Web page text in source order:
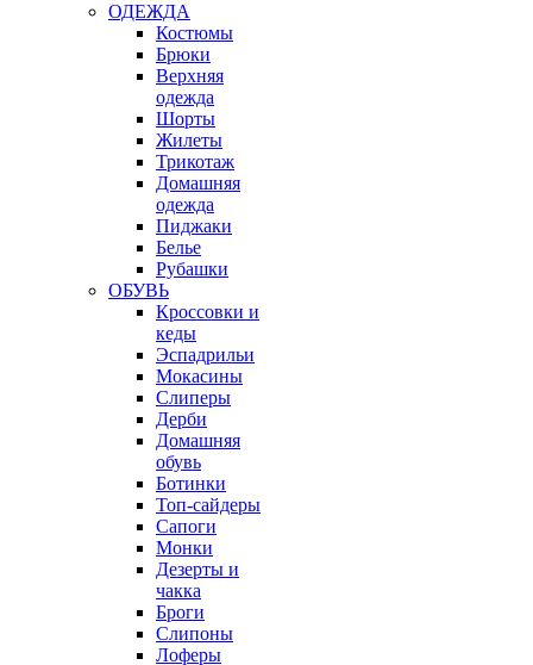
ОДЕЖДА
Костюмы
Брюки
Верхняя
одежда
Шорты
Жилеты
Трикотаж
Домашняя
одежда
Пиджаки
Белье
Рубашки
ОБУВЬ
Кроссовки и
кеды
Эспадрильи
Мокасины
Слиперы
Дерби
Домашняя
обувь
Ботинки
Топ-сайдеры
Сапоги
Монки
Дезерты и
чакка
Броги
Слипоны
Лоферы